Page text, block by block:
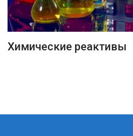
ПОДРОБНЕЕ
Химические реактивы